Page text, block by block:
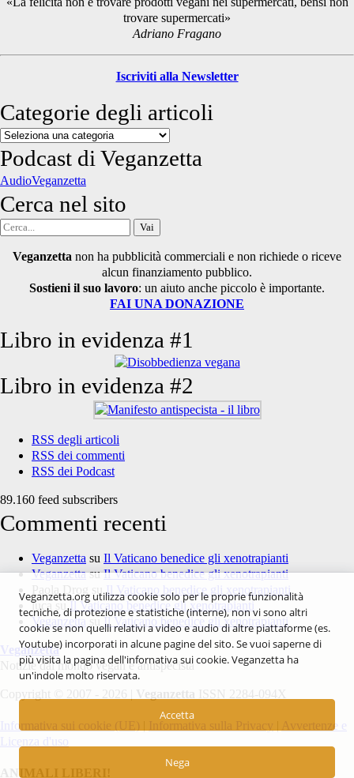
trovare supermercati»
Adriano Fragano
Iscriviti alla Newsletter
Categorie degli articoli
Categorie
degli
articoli
Podcast di Veganzetta
AudioVeganzetta
Cerca nel sito
Cerca
Veganzetta non ha pubblicità commerciali e non richiede o riceve
alcun finanziamento pubblico.
Sostieni il suo lavoro: un aiuto anche piccolo è importante.
FAI UNA DONAZIONE
Libro in evidenza #1
Libro in evidenza #2
RSS degli articoli
RSS dei commenti
RSS dei Podcast
89.160 feed subscribers
Commenti recenti
Veganzetta su Il Vaticano benedice gli xenotrapianti
VeganzettasuIl Vaticano benedice gli xenotrapianti
Paola Drog suIl Vaticano benedice gli xenotrapianti
luca suIl Vaticano benedice gli xenotrapianti
Veganzetta su Il Vaticano benedice gli xenotrapianti
Veganzetta
Notizie dal mondo vegan e antispecista
Copyright © 2007 - 2026 | Veganzetta ISSN 2284-094X
Informativa sui cookie (UE) Informativa sulla Privacy
Avvertenze e
Licenza d'uso
ANIMALI LIBERI!
Veganzetta.org utilizza cookie solo per le proprie funzionalità
tecniche, di protezione e statistiche (interne), non vi sono altri
cookie se non quelli relativi a video e audio di altre piattaforme (es.
Youtube) incorporati in alcune pagine del sito. Se vuoi saperne di
più visita la pagina dell'infornativa sui cookie. Veganzetta ha
un'indole molto riservata.
Accetta
Nega